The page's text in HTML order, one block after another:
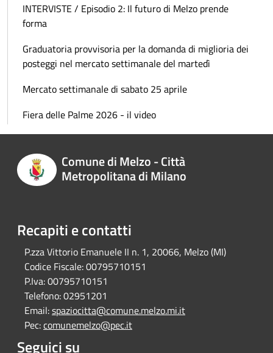
INTERVISTE / Episodio 2: Il futuro di Melzo prende
forma
Graduatoria provvisoria per la domanda di miglioria dei
posteggi nel mercato settimanale del martedì
Mercato settimanale di sabato 25 aprile
Fiera delle Palme 2026 - il video
Comune di Melzo - Città
Metropolitana di Milano
Recapiti e contatti
P.zza Vittorio Emanuele II n. 1, 20066, Melzo (MI)
Codice Fiscale:00795710151
P.Iva:00795710151
Telefono:02951201
Email:spaziocitta@comune.melzo.mi.it
Pec:comunemelzo@pec.it
Seguici su